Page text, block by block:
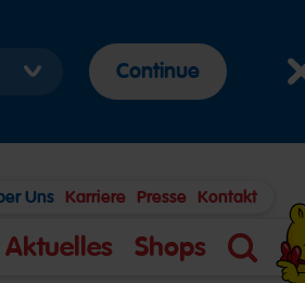
Aktuelles Shops
Suche
Uns Karriere Presse Kontakt
Continue